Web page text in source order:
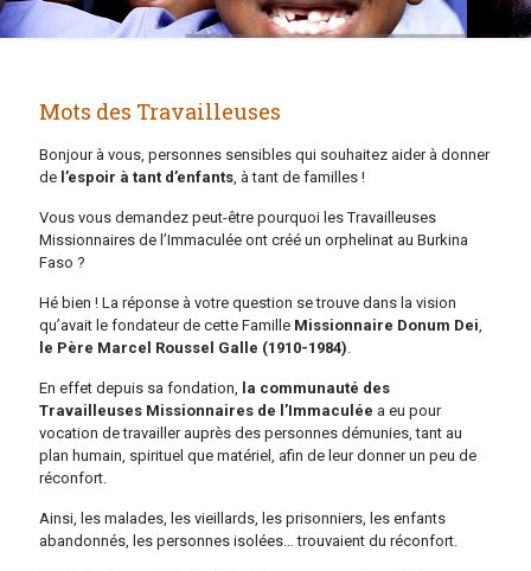
Mots des Travailleuses
Bonjour à vous, personnes sensibles qui souhaitez aider à donner
de l’espoir à tant d’enfants, à tant de familles !
Vous vous demandez peut-être pourquoi les Travailleuses
Missionnaires de l’Immaculée ont créé un orphelinat au Burkina
Faso ?
Hé bien ! La réponse à votre question se trouve dans la vision
qu’avait le fondateur de cette Famille Missionnaire Donum Dei,
le Père Marcel Roussel Galle (1910-1984).
En effet depuis sa fondation, la communauté des
Travailleuses Missionnaires de l’Immaculée a eu pour
vocation de travailler auprès des personnes démunies, tant au
plan humain, spirituel que matériel, afin de leur donner un peu de
réconfort.
Ainsi, les malades, les vieillards, les prisonniers, les enfants
abandonnés, les personnes isolées… trouvaient du réconfort.